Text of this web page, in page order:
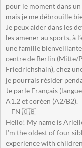
pour le moment dans
mais je me débrouille
Je peux aider dans les
les amener au sports, à
une famille
centre de Berlin (Mitte/
Friedrichshain), chez
je pourrais résider
Je parle Français
A1.2 et coréen (A2/B2).
– EN 🇬🇧
Hello! My name is
I’m the oldest of four
experience with